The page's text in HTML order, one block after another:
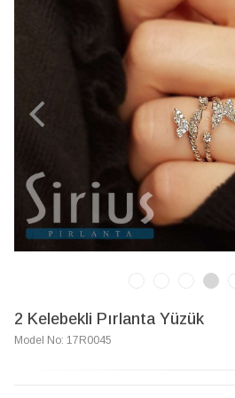
2 Kelebekli Pırlanta Yüzük
Model No: 17R0045